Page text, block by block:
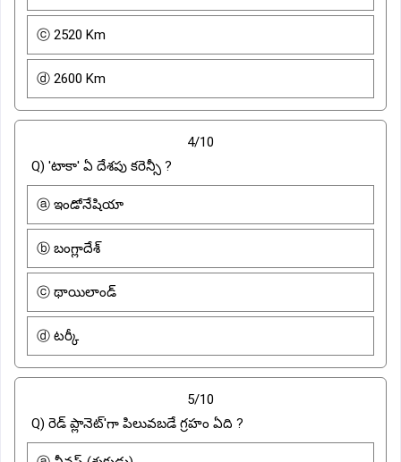
ⓒ 2520 Km
ⓓ 2600 Km
4/10
Q) 'టాకా' ఏ దేశపు కరెన్సీ ?
ⓐ ఇండోనేషియా
ⓑ బంగ్లాదేశ్
ⓒ థాయిలాండ్
ⓓ టర్కీ
5/10
Q) రెడ్ ప్లానెట్'గా పిలువబడే గ్రహం ఏది ?